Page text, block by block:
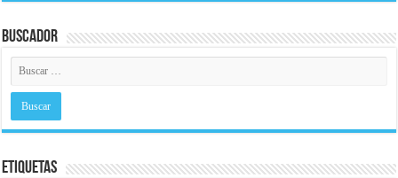
Buscador
Etiquetas